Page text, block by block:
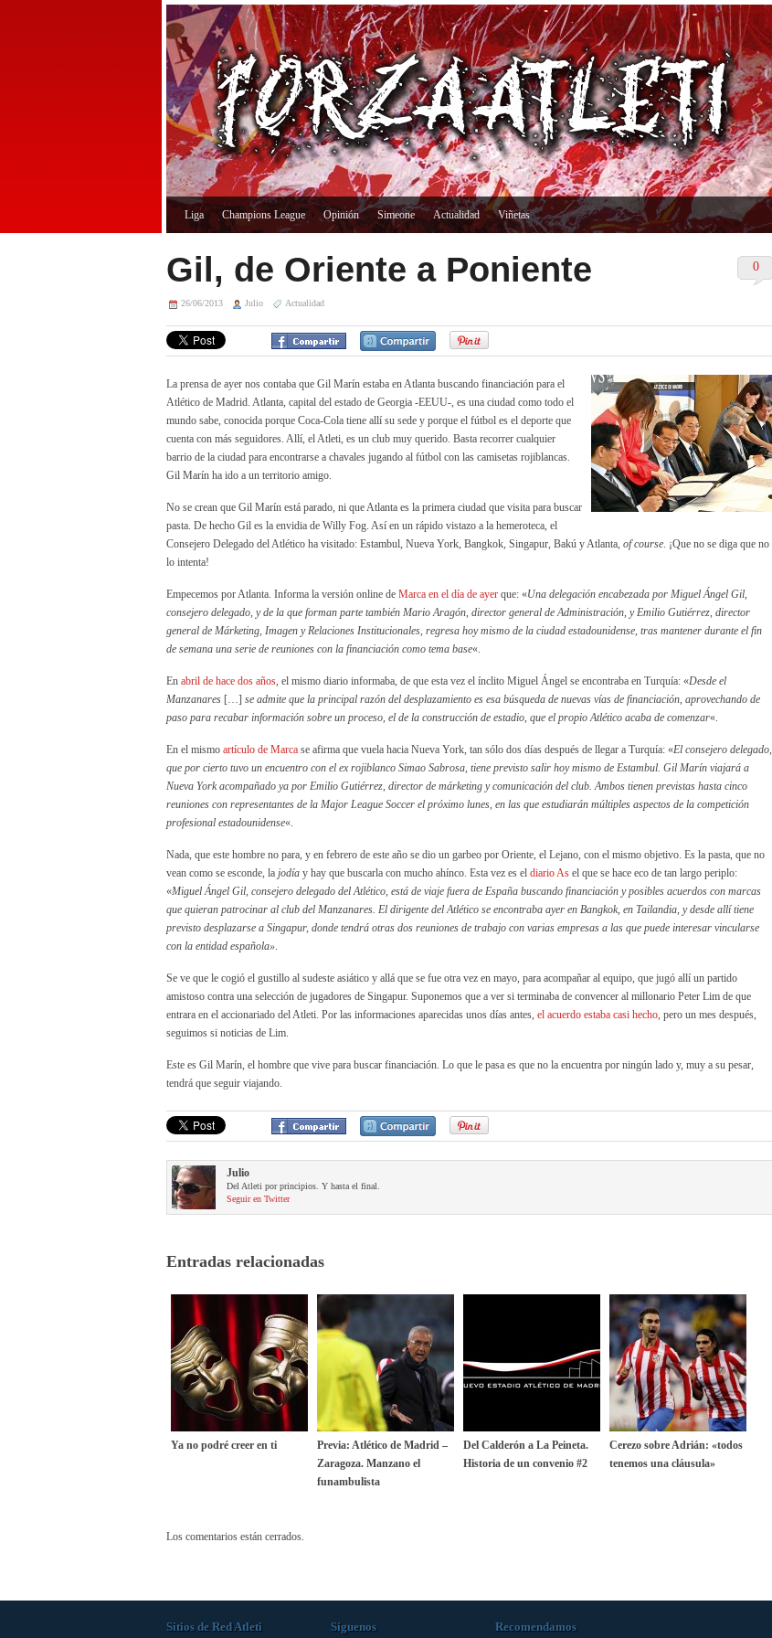
Liga Champions League Opinión Simeone Actualidad Viñetas
0
Gil, de Oriente a Poniente
26/06/2013 Julio Actualidad
La prensa de ayer nos contaba que Gil Marín estaba en Atlanta buscando financiación para el
Atlético de Madrid. Atlanta, capital del estado de Georgia -EEUU-, es una ciudad como todo el
mundo sabe, conocida porque Coca-Cola tiene allí su sede y porque el fútbol es el deporte que
cuenta con más seguidores. Allí, el Atleti, es un club muy querido. Basta recorrer cualquier
barrio de la ciudad para encontrarse a chavales jugando al fútbol con las camisetas rojiblancas.
Gil Marín ha ido a un territorio amigo.
No se crean que Gil Marín está parado, ni que Atlanta es la primera ciudad que visita para buscar
pasta. De hecho Gil es la envidia de Willy Fog. Así en un rápido vistazo a la hemeroteca, el
Consejero Delegado del Atlético ha visitado: Estambul, Nueva York, Bangkok, Singapur, Bakú y Atlanta, of course. ¡Que no se diga que no
lo intenta!
Empecemos por Atlanta. Informa la versión online de Marca en el día de ayer que: «Una delegación encabezada por Miguel Ángel Gil,
consejero delegado, y de la que forman parte también Mario Aragón, director general de Administración, y Emilio Gutiérrez, director
general de Márketing, Imagen y Relaciones Institucionales, regresa hoy mismo de la ciudad estadounidense, tras mantener durante el fin
de semana una serie de reuniones con la financiación como tema base«.
En abril de hace dos años, el mismo diario informaba, de que esta vez el ínclito Miguel Ángel se encontraba en Turquía: «Desde el
Manzanares […] se admite que la principal razón del desplazamiento es esa búsqueda de nuevas vías de financiación, aprovechando de
paso para recabar información sobre un proceso, el de la construcción de estadio, que el propio Atlético acaba de comenzar«.
En el mismo artículo de Marca se afirma que vuela hacia Nueva York, tan sólo dos días después de llegar a Turquía: «El consejero delegado,
que por cierto tuvo un encuentro con el ex rojiblanco Simao Sabrosa, tiene previsto salir hoy mismo de Estambul. Gil Marín viajará a
Nueva York acompañado ya por Emilio Gutiérrez, director de márketing y comunicación del club. Ambos tienen previstas hasta cinco
reuniones con representantes de la Major League Soccer el próximo lunes, en las que estudiarán múltiples aspectos de la competición
profesional estadounidense«.
Nada, que este hombre no para, y en febrero de este año se dio un garbeo por Oriente, el Lejano, con el mismo objetivo. Es la pasta, que no
vean como se esconde, la jodía y hay que buscarla con mucho ahínco. Esta vez es el diario As el que se hace eco de tan largo periplo:
«Miguel Ángel Gil, consejero delegado del Atlético, está de viaje fuera de España buscando financiación y posibles acuerdos con marcas
que quieran patrocinar al club del Manzanares. El dirigente del Atlético se encontraba ayer en Bangkok, en Tailandia, y desde allí tiene
previsto desplazarse a Singapur, donde tendrá otras dos reuniones de trabajo con varias empresas a las que puede interesar vincularse
con la entidad española».
Se ve que le cogió el gustillo al sudeste asiático y allá que se fue otra vez en mayo, para acompañar al equipo, que jugó allí un partido
amistoso contra una selección de jugadores de Singapur. Suponemos que a ver si terminaba de convencer al millonario Peter Lim de que
entrara en el accionariado del Atleti. Por las informaciones aparecidas unos días antes, el acuerdo estaba casi hecho, pero un mes después,
seguimos si noticias de Lim.
Este es Gil Marín, el hombre que vive para buscar financiación. Lo que le pasa es que no la encuentra por ningún lado y, muy a su pesar,
tendrá que seguir viajando.
Julio
Del Atleti por principios. Y hasta el final.
Seguir en Twitter
Entradas relacionadas
Ya no podré creer en ti
Previa: Atlético de Madrid –
Zaragoza. Manzano el
funambulista
Del Calderón a La Peineta.
Historia de un convenio #2
Cerezo sobre Adrián: «todos
tenemos una cláusula»
Los comentarios están cerrados.
Sitios de Red Atleti Síguenos Recomendamos